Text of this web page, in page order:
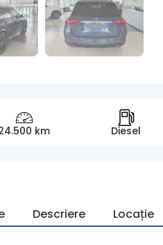
km Diesel
Descriere Locație